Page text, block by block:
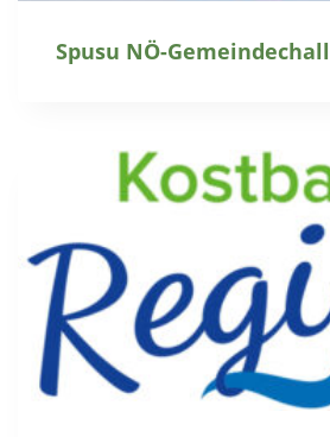
Spusu NÖ-